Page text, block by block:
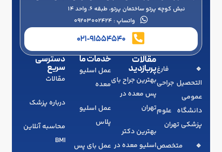
نبش کوچه پرتو ساختمان پرتو، طبقه 6، واحد 14
واتساپ : 09203002424
021-91554540
🔹 فارغ‌
التحصیل جراحی
عمومی
دانشگاه علوم
پزشکی تهران
🔹 متخصص
مقالات
پربازدید
بهترین جراح بای
پس معده در
تهران
بهترین دکتر
اسلیو معده در
خدمات ما
عمل اسلیو
معده
عمل اسلیو
پلاس
عمل بای پس
دسترسی
سریع
مقالات
درباره پزشک
محاسبه آنلاین
BMI